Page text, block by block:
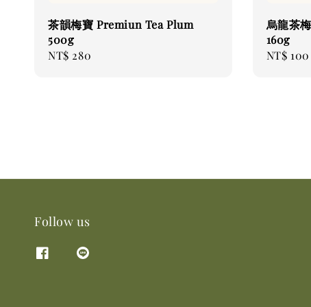
茶韻梅寶 Premiun Tea Plum
500g
Regular
NT$ 280
烏龍茶
160g
Regular
NT$ 100
Follow us